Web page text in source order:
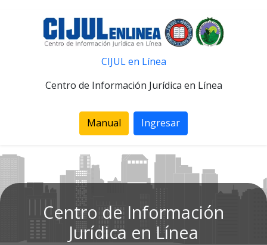
CIJUL en Línea
Centro de Información Jurídica en Línea
Manual Ingresar
Centro de Información
Jurídica en Línea